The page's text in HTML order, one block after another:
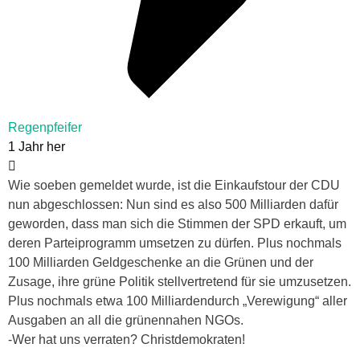
Regenpfeifer
1 Jahr her
Wie soeben gemeldet wurde, ist die Einkaufstour der CDU
nun abgeschlossen: Nun sind es also 500 Milliarden dafür
geworden, dass man sich die Stimmen der SPD erkauft, um
deren Parteiprogramm umsetzen zu dürfen. Plus nochmals
100 Milliarden Geldgeschenke an die Grünen und der
Zusage, ihre grüne Politik stellvertretend für sie umzusetzen.
Plus nochmals etwa 100 Milliardendurch „Verewigung“ aller
Ausgaben an all die grünennahen NGOs.
-Wer hat uns verraten? Christdemokraten!